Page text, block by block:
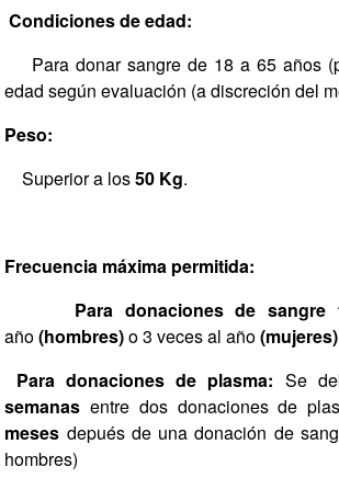
Condiciones de edad:
Para donar sangre de 18 a 65 años
edad según evaluación (a discreción del
Peso:
Superior a los50 Kg.
Frecuencia máxima permitida:
Para donaciones de sangre
año(hombres)o 3 veces al año(mujeres)
Para donaciones de plasma: Se
semanas entre dos donaciones de
meses depués de una donación de
hombres)